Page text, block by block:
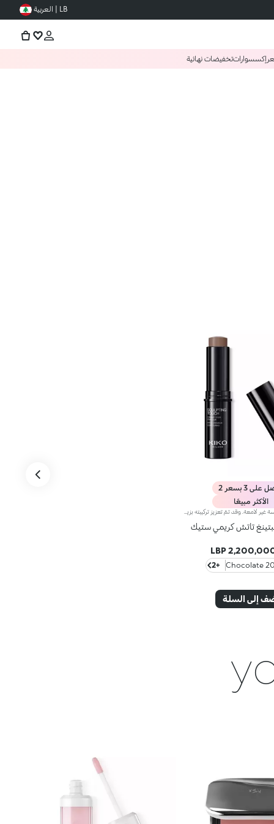
LB | العربية
إكسسواراتتخفيضات نهائية
3 بسعر 2
الأكثر مبيعًا
تاتش كريمي ستيك
201
+2
إلى السلة